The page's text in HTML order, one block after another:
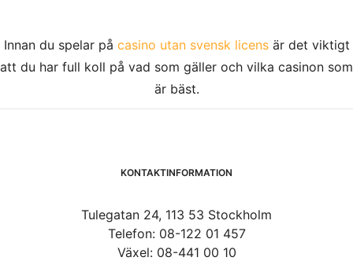
Innan du spelar på casino utan svensk licensär det viktigt
att du har full koll på vad som gäller och vilka casinon som
är bäst.
KONTAKTINFORMATION
Tulegatan 24, 113 53 Stockholm
Telefon: 08-122 01 457
Växel: 08-441 00 10